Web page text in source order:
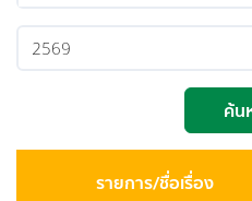
ค้น
รายการ/ชื่อเรื่อง